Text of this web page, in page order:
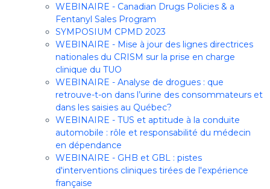
WEBINAIRE - Canadian Drugs Policies & a
Fentanyl Sales Program
SYMPOSIUM CPMD 2023
WEBINAIRE - Mise à jour des lignes directrices
nationales du CRISM sur la prise en charge
clinique du TUO
WEBINAIRE - Analyse de drogues : que
retrouve-t-on dans l’urine des consommateurs et
dans les saisies au Québec?
WEBINAIRE - TUS et aptitude à la conduite
automobile : rôle et responsabilité du médecin
en dépendance
WEBINAIRE - GHB et GBL : pistes
d'interventions cliniques tirées de l'expérience
française